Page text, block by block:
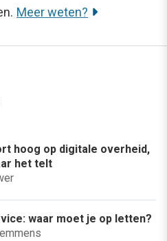
Meer weten?
hoog op digitale overheid,
het telt
waar moet je op letten?